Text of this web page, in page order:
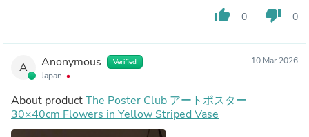
thumb_up 0 thumb_down 0
A Anonymous Verified
Japan
10 Mar 2026
About productThe Poster Club アートポスター
30×40cm Flowers in Yellow Striped Vase